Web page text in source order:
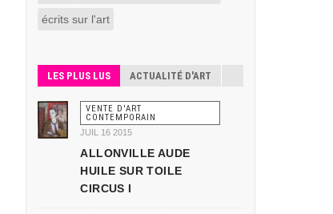
écrits sur l'art
LES PLUS LUS ACTUALITÉ D'ART
VENTE D'ART
CONTEMPORAIN
JUIL 16 2015
ALLONVILLE AUDE
HUILE SUR TOILE
CIRCUS I